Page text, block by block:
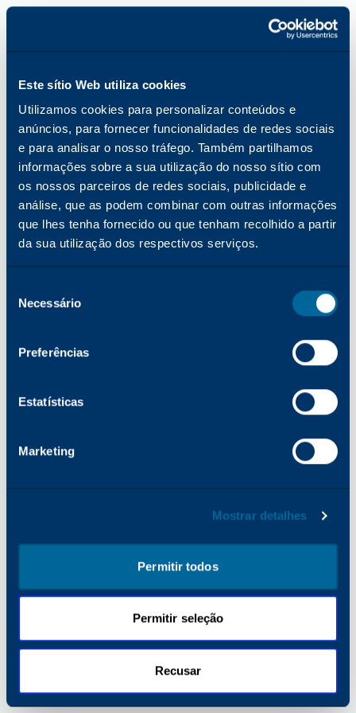
Este sítio Web utiliza cookies
Utilizamos cookies para personalizar conteúdos e
anúncios, para fornecer funcionalidades de redes sociais
e para analisar o nosso tráfego. Também partilhamos
informações sobre a sua utilização do nosso sítio com
os nossos parceiros de redes sociais, publicidade e
análise, que as podem combinar com outras informações
que lhes tenha fornecido ou que tenham recolhido a partir
da sua utilização dos respectivos serviços.
Necessário
Preferências
Estatísticas
Marketing
Mostrar detalhes
Permitir todos
Permitir seleção
Recusar
carregar o site katun.com (consulte a consola do navegador